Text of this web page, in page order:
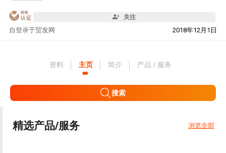
关注
自 2018年12月1日
登录于贸发网
资料 主页 简介 产品 / 服务
搜索
精选产品/服务 浏览全部